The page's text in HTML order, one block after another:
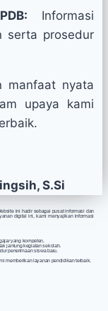
Informasi
serta prosedur
manfaat nyata
upaya kami
S.Si
ini hadir sebagai pusat informasi dan
digital ini, kami menyajikan informasi
yang kompeten.
jantung kegiatan sekolah.
penerimaan siswa baru.
memberikan layanan pendidikan terbaik.